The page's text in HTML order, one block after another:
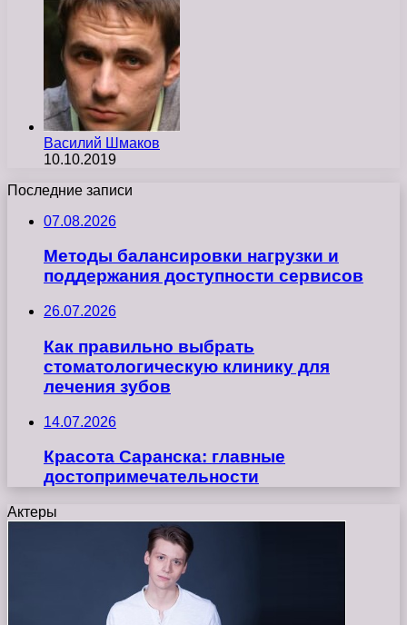
Василий Шмаков
10.10.2019
Последние записи
07.08.2026
Методы балансировки нагрузки и
поддержания доступности сервисов
26.07.2026
Как правильно выбрать
стоматологическую клинику для
лечения зубов
14.07.2026
Красота Саранска: главные
достопримечательности
Актеры